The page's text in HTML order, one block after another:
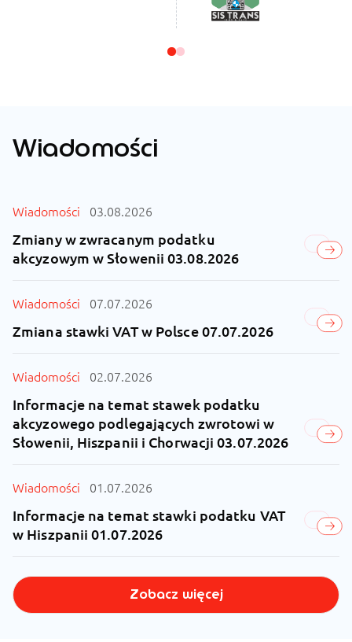
Wiadomości
Wiadomości 03.08.2026
Zmiany w zwracanym podatku
akcyzowym w Słowenii 03.08.2026
Wiadomości 07.07.2026
Zmiana stawki VAT w Polsce 07.07.2026
Wiadomości 02.07.2026
Informacje na temat stawek podatku
akcyzowego podlegających zwrotowi w
Słowenii, Hiszpanii i Chorwacji 03.07.2026
Wiadomości 01.07.2026
Informacje na temat stawki podatku VAT
w Hiszpanii 01.07.2026
Zobacz więcej